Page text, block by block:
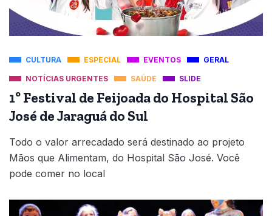
CULTURA ESPECIAL EVENTOS GERAL
NOTÍCIAS URGENTES SAÚDE SLIDE
1º Festival de Feijoada do Hospital São
José de Jaraguá do Sul
Todo o valor arrecadado será destinado ao projeto
Mãos que Alimentam, do Hospital São José. Você
pode comer no local